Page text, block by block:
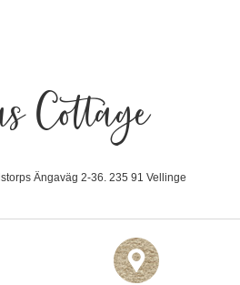
Cottage
Ängaväg 2-36. 235 91 Vellinge